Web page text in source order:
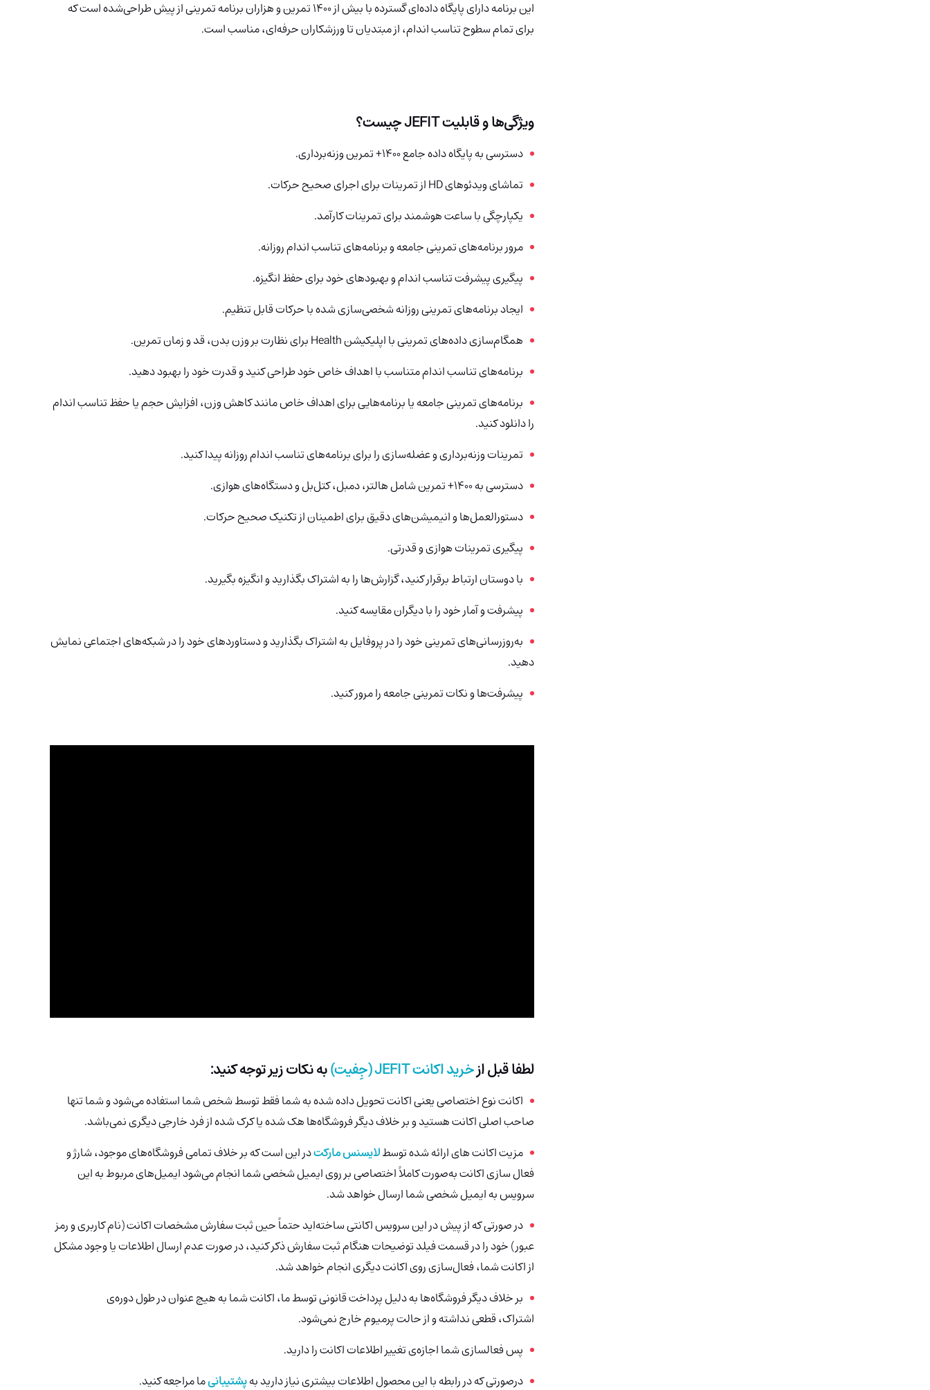
این برنامه دارای پایگاه داده‌ای گسترده با بیش از 1400 تمرین و هزاران برنامه تمرینی از پیش طراحی‌شده است که
برای تمام سطوح تناسب اندام، از مبتدیان تا ورزشکاران حرفه‌ای، مناسب است.
ویژگی‌ها و قابلیتJEFITچیست؟
دسترسی به پایگاه داده جامع 1400+ تمرین وزنه‌برداری.
تماشای ویدئوهای HD از تمرینات برای اجرای صحیح حرکات.
یکپارچگی با ساعت هوشمند برای تمرینات کارآمد.
مرور برنامه‌های تمرینی جامعه و برنامه‌های تناسب اندام روزانه.
پیگیری پیشرفت تناسب اندام و بهبودهای خود برای حفظ انگیزه.
ایجاد برنامه‌های تمرینی روزانه شخصی‌سازی شده با حرکات قابل تنظیم.
همگام‌سازی داده‌های تمرینی با اپلیکیشن Health برای نظارت بر وزن بدن، قد و زمان تمرین.
برنامه‌های تناسب اندام متناسب با اهداف خاص خود طراحی کنید و قدرت خود را بهبود دهید.
برنامه‌های تمرینی جامعه یا برنامه‌هایی برای اهداف خاص مانند کاهش وزن، افزایش حجم یا حفظ تناسب اندام
را دانلود کنید.
تمرینات وزنه‌برداری و عضله‌سازی را برای برنامه‌های تناسب اندام روزانه پیدا کنید.
دسترسی به 1400+ تمرین شامل هالتر، دمبل، کتل‌بل و دستگاه‌های هوازی.
دستورالعمل‌ها و انیمیشن‌های دقیق برای اطمینان از تکنیک صحیح حرکات.
پیگیری تمرینات هوازی و قدرتی.
با دوستان ارتباط برقرار کنید، گزارش‌ها را به اشتراک بگذارید و انگیزه بگیرید.
پیشرفت و آمار خود را با دیگران مقایسه کنید.
به‌روزرسانی‌های تمرینی خود را در پروفایل به اشتراک بگذارید و دستاوردهای خود را در شبکه‌های اجتماعی نمایش
دهید.
پیشرفت‌ها و نکات تمرینی جامعه را مرور کنید.
لطفا قبل ازخرید اکانتJEFIT (جِفیت)به نکات زیر توجه کنید:
اکانت نوع اختصاصی یعنی اکانت تحویل داده شده به شما فقط توسط شخص شما استفاده می‌شود و شما تنها
صاحب اصلی اکانت هستید و بر خلاف دیگر فروشگاه‌ها هک شده یا کرک شده از فرد خارجی دیگری نمی‌باشد.
مزیت اکانت های ارائه شده توسطلایسنس مارکتدر این است که بر خلاف تمامی فروشگاه‌های موجود، شارژ و
فعال سازی اکانت به‌صورت کاملاً اختصاصی بر روی ایمیل شخصی شما انجام می‌شود ایمیل‌های مربوط به این
سرویس به ایمیل شخصی شما ارسال خواهد شد.
در صورتی که از پیش در این سرویس اکانتی ساخته‌اید حتماً حین ثبت سفارش مشخصات اکانت (نام کاربری و رمز
عبور) خود را در قسمت فیلد توضیحات هنگام ثبت سفارش ذکر کنید، در صورت عدم ارسال اطلاعات یا وجود مشکل
از اکانت شما، فعال‌سازی روی اکانت دیگری انجام خواهد شد.
بر خلاف دیگر فروشگاه‌ها به دلیل پرداخت قانونی توسط ما، اکانت شما به هیچ عنوان در طول دوره‌ی
اشتراک، قطعی نداشته و از حالت پرمیوم خارج نمی‌شود.
پس فعالسازی شما اجازه‌ی تغییر اطلاعات اکانت را دارید.
درصورتی‌ که در رابطه با این محصول اطلاعات بیشتری نیاز دارید بهپشتیبانیما مراجعه کنید.